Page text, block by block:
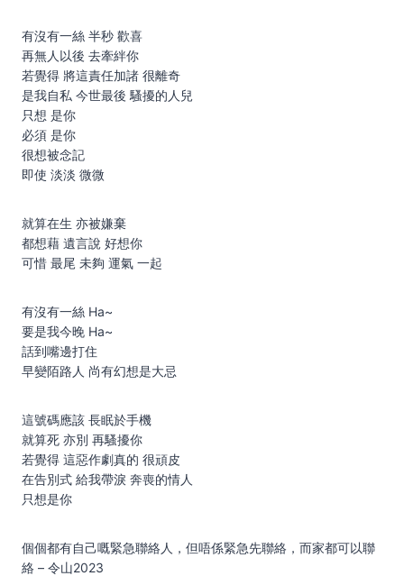
有沒有一絲 半秒 歡喜
再無人以後 去牽絆你
若覺得 將這責任加諸 很離奇
是我自私 今世最後 騷擾的人兒
只想 是你
必須 是你
很想被念記
即使 淡淡 微微
就算在生 亦被嫌棄
都想藉 遺言說 好想你
可惜 最尾 未夠 運氣 一起
有沒有一絲 Ha~
要是我今晚 Ha~
話到嘴邊打住
早變陌路人 尚有幻想是大忌
這號碼應該 長眠於手機
就算死 亦別 再騷擾你
若覺得 這惡作劇真的 很頑皮
在告別式 給我帶淚 奔喪的情人
只想是你
個個都有自己嘅緊急聯絡人，但唔係緊急先聯絡，而家都可以聯
絡 – 令山2023